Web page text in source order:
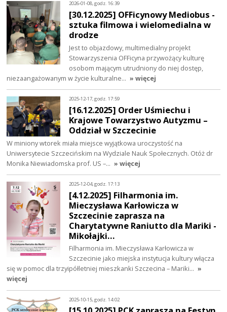
2026-01-08, godz. 16:39
[30.12.2025] OFFicynowy Mediobus -
sztuka filmowa i wielomedialna w
drodze
Jest to objazdowy, multimedialny projekt
Stowarzyszenia OFFicyna przywożący kulturę
osobom mającym utrudniony do niej dostęp,
niezaangażowanym w życie kulturalne… » więcej
2025-12-17, godz. 17:59
[16.12.2025] Order Uśmiechu i
Krajowe Towarzystwo Autyzmu –
Oddział w Szczecinie
W miniony wtorek miała miejsce wyjątkowa uroczystość na
Uniwersytecie Szczecińskim na Wydziale Nauk Społecznych. Otóż dr
Monika Niewiadomska prof. US –… » więcej
2025-12-04, godz. 17:13
[4.12.2025] Filharmonia im.
Mieczysława Karłowicza w
Szczecinie zaprasza na
Charytatywne Raniutto dla Mariki -
Mikołajki…
Filharmonia im. Mieczysława Karłowicza w
Szczecinie jako miejska instytucja kultury włącza
się w pomoc dla trzyipółletniej mieszkanki Szczecina – Mariki… »
więcej
2025-10-15, godz. 14:02